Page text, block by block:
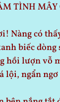
TÌNH MÂY
Nàng có
biếc dòng
hồi lượn vỗ
lội, ngẩn